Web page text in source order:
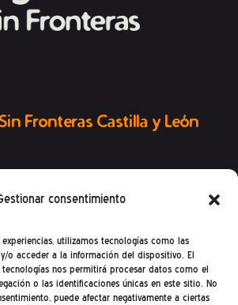
consentimiento
utilizamos tecnologías como las
o acceder a la información del dispositivo. El
nos permitirá procesar datos como el
o las identificaciones únicas en este sitio. No
puede afectar negativamente a ciertas
Fronteras Castilla y León
la Federación ISF